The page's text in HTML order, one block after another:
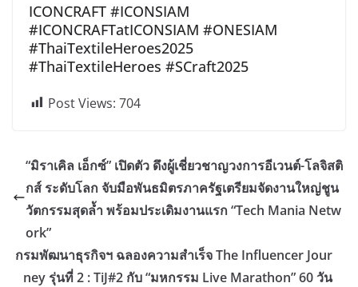
ICONCRAFT #ICONSIAM
#ICONCRAFTatICONSIAM #ONESIAM
#ThaiTextileHeroes2025
#ThaiTextileHeroes #SCraft2025
Post Views: 704
“มิราเคิล เอ็กซ์” เปิดตัว ดึงผู้เชี่ยวชาญวงการอีเวนต์-โลจิสติ
กส์ ระดับโลก จับมือพันธมิตรภาครัฐเตรียมจัดงานใหญ่ชูน
วัตกรรมสุดล้ำ พร้อมประเดิมงานแรก “Tech Mania Netw
ork”
กรมพัฒนาธุรกิจฯ ฉลองความสำเร็จ The Influencer Jour
ney รุ่นที่ 2 : TiJ#2 กับ “มหกรรม Live Marathon” 60 วัน